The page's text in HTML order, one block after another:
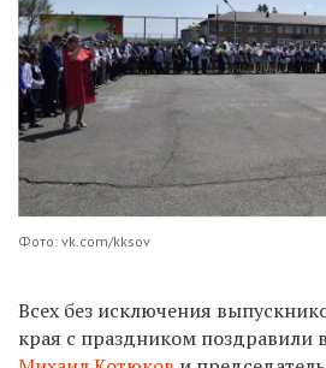
Фото: vk.com/kksov
Всех без исключения
края с праздником поздравили